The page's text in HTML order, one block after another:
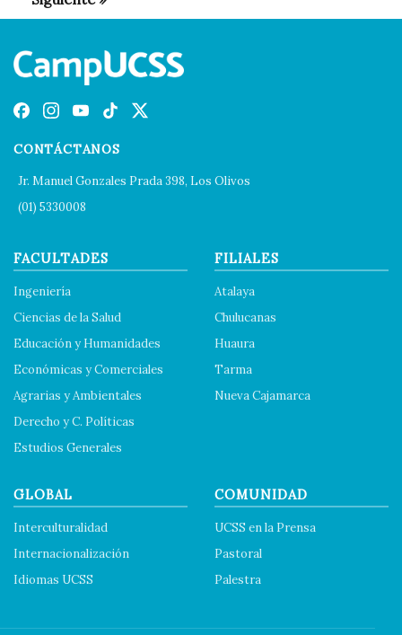
CONTÁCTANOS
Jr. Manuel Gonzales Prada 398, Los Olivos
(01) 5330008
FACULTADES
Ingeniería
Ciencias de la Salud
Educación y Humanidades
Económicas y Comerciales
Agrarias y Ambientales
Derecho y C. Políticas
Estudios Generales
FILIALES
Atalaya
Chulucanas
Huaura
Tarma
Nueva Cajamarca
GLOBAL
Interculturalidad
Internacionalización
Idiomas UCSS
COMUNIDAD
UCSS en la Prensa
Pastoral
Palestra